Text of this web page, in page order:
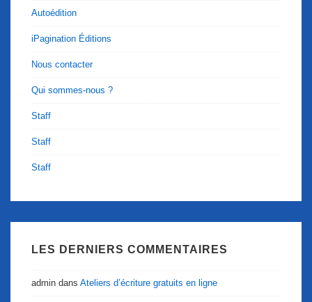
Autoédition
iPagination Éditions
Nous contacter
Qui sommes-nous ?
Staff
Staff
Staff
LES DERNIERS COMMENTAIRES
admin dans Ateliers d’écriture gratuits en ligne